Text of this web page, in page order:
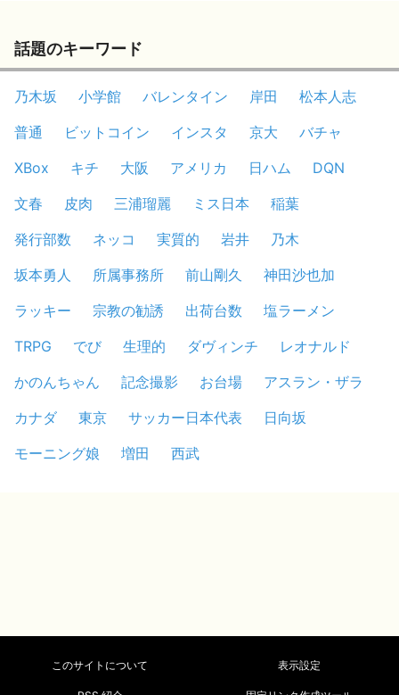
話題のキーワード
乃木坂 小学館 バレンタイン 岸田
松本人志
普通
ビットコイン インスタ 京大
バチャ
XBox
キチ 大阪 アメリカ 日ハム
DQN
文春
皮肉 三浦瑠麗 ミス日本
稲葉
発行部数
ネッコ 実質的 岩井
乃木
坂本勇人
所属事務所 前山剛久
神田沙也加
ラッキー
宗教の勧誘 出荷台数
塩ラーメン
TRPG
でび 生理的 ダヴィンチ
レオナルド
かのんちゃん
記念撮影 お台場
アスラン・ザラ
カナダ
東京 サッカー日本代表
日向坂
モーニング娘
増田 西武
このサイトについて 表示設定